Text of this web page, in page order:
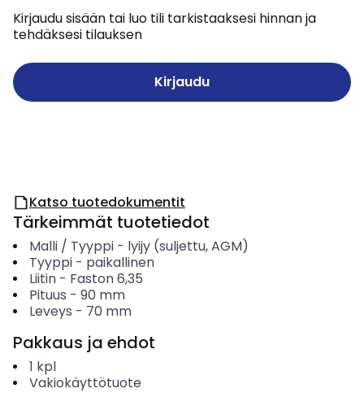
Kirjaudu sisään tai luo tili tarkistaaksesi hinnan ja
tehdäksesi tilauksen
Kirjaudu
Katso tuotedokumentit
Tärkeimmät tuotetiedot
Malli / Tyyppi- lyijy (suljettu, AGM)
Tyyppi- paikallinen
Liitin- Faston 6,35
Pituus - 90 mm
Leveys - 70 mm
Pakkaus ja ehdot
1 kpl
Vakiokäyttötuote